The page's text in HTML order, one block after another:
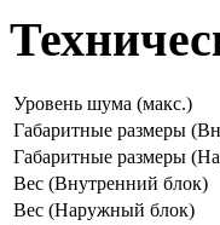
Уровень шума (макс.)
Габаритные размеры
Габаритные размеры
Вес (Внутренний блок)
Вес (Наружный блок)